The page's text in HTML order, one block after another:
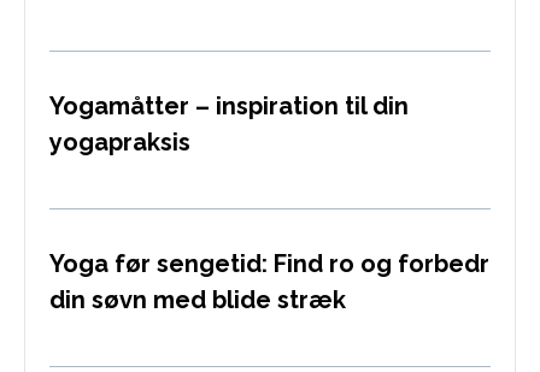
Yogamåtter – inspiration til din
yogapraksis
Yoga før sengetid: Find ro og forbedr
din søvn med blide stræk